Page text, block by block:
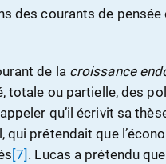
des courants de
de la croissance
totale ou partielle, des
qu’il écrivit sa
qui prétendait que
[7] . Lucas a prétendu